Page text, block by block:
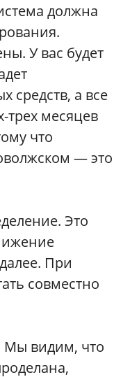
должна
У вас будет
средств, а все
трех месяцев
что
— это
Это
При
совместно
Мы видим, что